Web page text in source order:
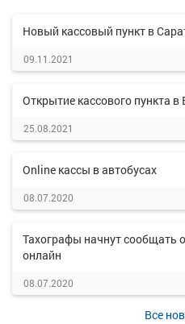
Новый кассовый пункт в
09.11.2021
Открытие кассового пункта в
25.08.2021
Online кассы в автобусах
08.07.2020
Тахографы начнут сообщать
онлайн
08.07.2020
Все